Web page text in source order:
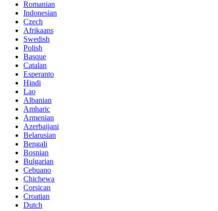
Romanian
Indonesian
Czech
Afrikaans
Swedish
Polish
Basque
Catalan
Esperanto
Hindi
Lao
Albanian
Amharic
Armenian
Azerbaijani
Belarusian
Bengali
Bosnian
Bulgarian
Cebuano
Chichewa
Corsican
Croatian
Dutch